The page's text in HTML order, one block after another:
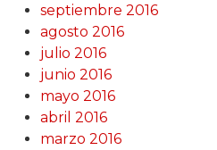
septiembre 2016
agosto 2016
julio 2016
junio 2016
mayo 2016
abril 2016
marzo 2016